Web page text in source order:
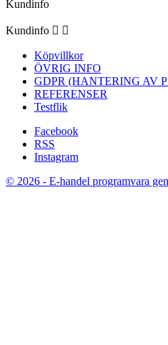
Kundinfo
Kundinfo  
Köpvillkor
ÖVRIG INFO
GDPR (HANTERING AV
REFERENSER
Testflik
Facebook
RSS
Instagram
© 2026 - E-handel programvara